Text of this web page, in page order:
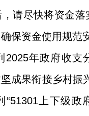
请尽快将资金落
保资金使用规范
2025年政府收支
成果衔接乡村振
“51301上下级政